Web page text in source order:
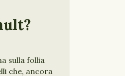
sulla follia
che, ancora